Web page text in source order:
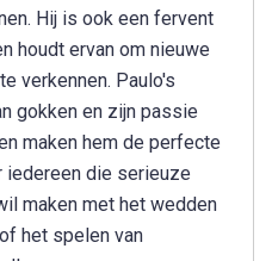
Hij is ook een fervent
houdt ervan om nieuwe
verkennen. Paulo's
gokken en zijn passie
maken hem de perfecte
iedereen die serieuze
maken met het wedden
het spelen van